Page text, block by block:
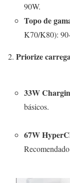
90W.
Topo de
K70/K80):
Priorize
33W
básicos.
67W